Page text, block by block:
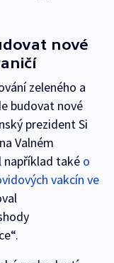
nové
zeleného a
budovat nové
prezident Si
Valném
například také o
vakcín ve